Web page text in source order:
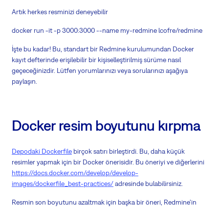
Artık herkes resminizi deneyebilir
docker run -it -p 3000:3000 --name my-redmine lcofre/redmine
İşte bu kadar! Bu, standart bir Redmine kurulumundan Docker
kayıt defterinde erişilebilir bir kişiselleştirilmiş sürüme nasıl
geçeceğinizdir. Lütfen yorumlarınızı veya sorularınızı aşağıya
paylaşın.
Docker resim boyutunu kırpma
Depodaki Dockerfile birçok satırı birleştirdi. Bu, daha küçük
resimler yapmak için bir Docker önerisidir. Bu öneriyi ve diğerlerini
https://docs.docker.com/develop/develop-
images/dockerfile_best-practices/adresinde bulabilirsiniz.
Resmin son boyutunu azaltmak için başka bir öneri, Redmine'in